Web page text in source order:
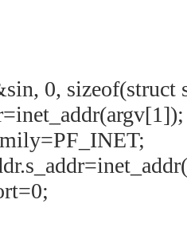
0, sizeof(struct